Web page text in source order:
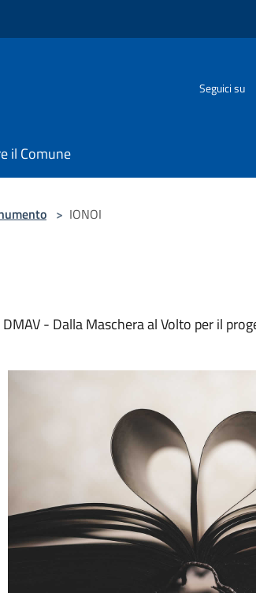
Seguici su
il Comune
> IONOI
- Dalla Maschera al Volto per il